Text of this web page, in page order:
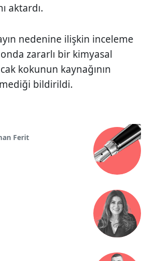
aktardı.
nedenine ilişkin inceleme
zararlı bir kimyasal
kokunun kaynağının
bildirildi.
Ferit